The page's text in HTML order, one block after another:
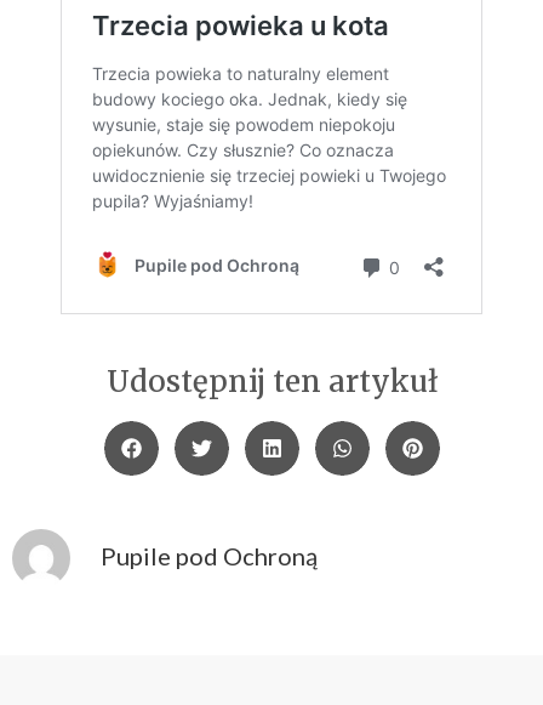
Udostępnij ten artykuł
Pupile pod Ochroną